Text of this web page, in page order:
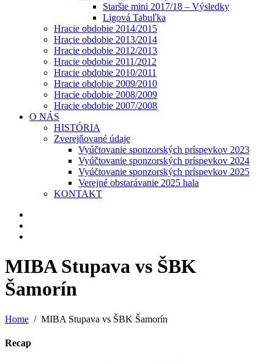
Staršie mini 2017/18 – Výsledky
Ligová Tabuľka
Hracie obdobie 2014/2015
Hracie obdobie 2013/2014
Hracie obdobie 2012/2013
Hracie obdobie 2011/2012
Hracie obdobie 2010/2011
Hracie obdobie 2009/2010
Hracie obdobie 2008/2009
Hracie obdobie 2007/2008
O NÁS
HISTÓRIA
Zverejňované údaje
Vyúčtovanie sponzorských príspevkov 2023
Vyúčtovanie sponzorských príspevkov 2024
Vyúčtovanie sponzorských príspevkov 2025
Verejné obstarávanie 2025 hala
KONTAKT
MIBA Stupava vs ŠBK
Šamorín
Home MIBA Stupava vs ŠBK Šamorín
Recap